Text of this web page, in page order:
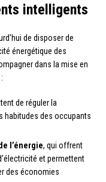
intelligents
de disposer de
énergétique des
dans la mise en
de réguler la
habitudes des occupants
l’énergie, qui offrent
et permettent
des économies